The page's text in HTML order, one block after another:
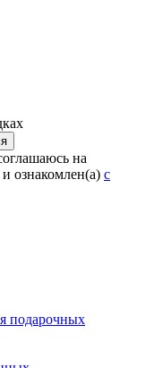
на
ознакомлен(а) с
подарочных